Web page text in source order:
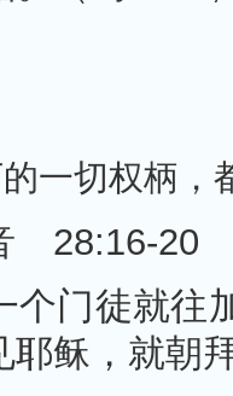
的一切权柄
28:16-20
个门徒就往
耶稣，就朝